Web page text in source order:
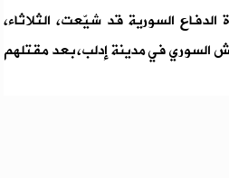
السورية قد شيّعت، الثلاثاء،
السوري في مدينة إدلب، بعد مقتلهم